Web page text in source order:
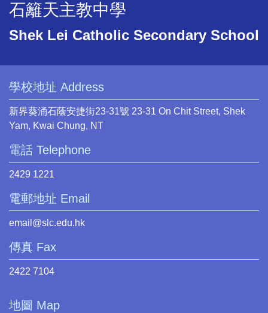
石籬天主教中學
Shek Lei Catholic Secondary School
學校地址 Address
新界葵涌石蔭安捷街23-31號 23-31 On Chit Street, Shek
Yam, Kwai Chung, NT
電話 Telephone
2429 1221
電郵地址 Email
email@slc.edu.hk
傳真 Fax
2422 7104
地圖 Map